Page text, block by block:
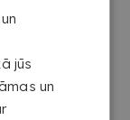
vietni vēlies
jūs
un